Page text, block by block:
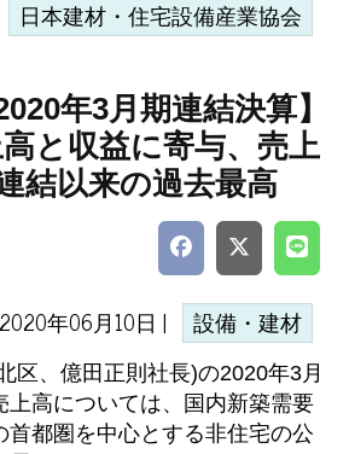
日本建材・住宅設備産業協会
年3月期連結決算】
と収益に寄与、売上
結以来の過去最高
2020年06月10日 | 設備・建材
区、億田正則社長)の2020年3月
上高については、国内新築需要
首都圏を中心とする非住宅の公